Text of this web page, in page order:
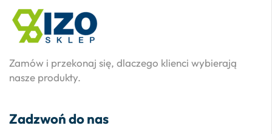
Zamów i przekonaj się, dlaczego klienci wybierają
nasze produkty.
Zadzwoń do nas